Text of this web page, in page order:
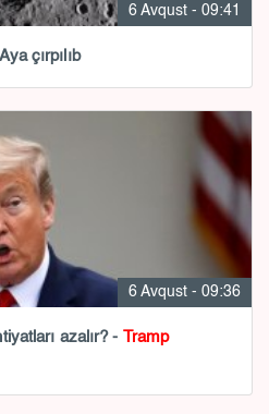
6 Avqust - 09:41
çırpılıb
6 Avqust - 09:36
azalır? - Tramp